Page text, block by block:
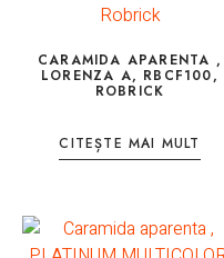
CARAMIDA APARENTA ,
LORENZA A, RBCF100,
ROBRICK
CITEȘTE MAI MULT